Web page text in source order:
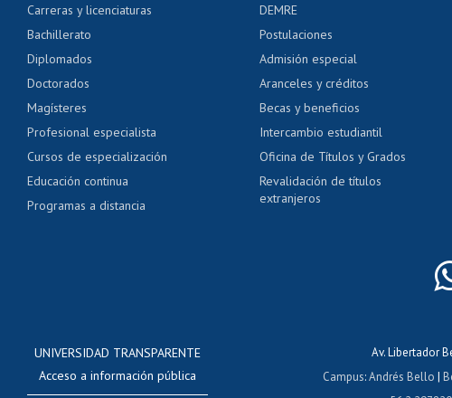
Servicio médico y dental
Pago de arancel y crédito
Pago de arancel y crédito
Certificado de títulos y grados
Carreras y licenciaturas
Bachillerato
Diplomados
Doctorados
Magísteres
Profesional especialista
Cursos de especialización
Educación continua
Programas a distancia
DEMRE
Postulaciones
Admisión especial
Aranceles y créditos
Becas y beneficios
Intercambio estudiantil
Oficina de Títulos y Grados
Revalidación de títulos
extranjeros
UNIVERSIDAD TRANSPARENTE
Acceso a información pública
Av. Libertador
Campus:Andrés Bello |